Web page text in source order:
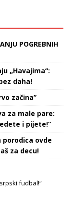
POGREBNIH
„Havajima“:
daha!
začina’’
za male pare:
i pijete!“
porodica ovde
za decu!
fudbal!“